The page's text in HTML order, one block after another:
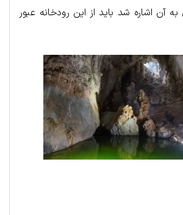
به آن اشاره شد باید از این رودخانه عبور